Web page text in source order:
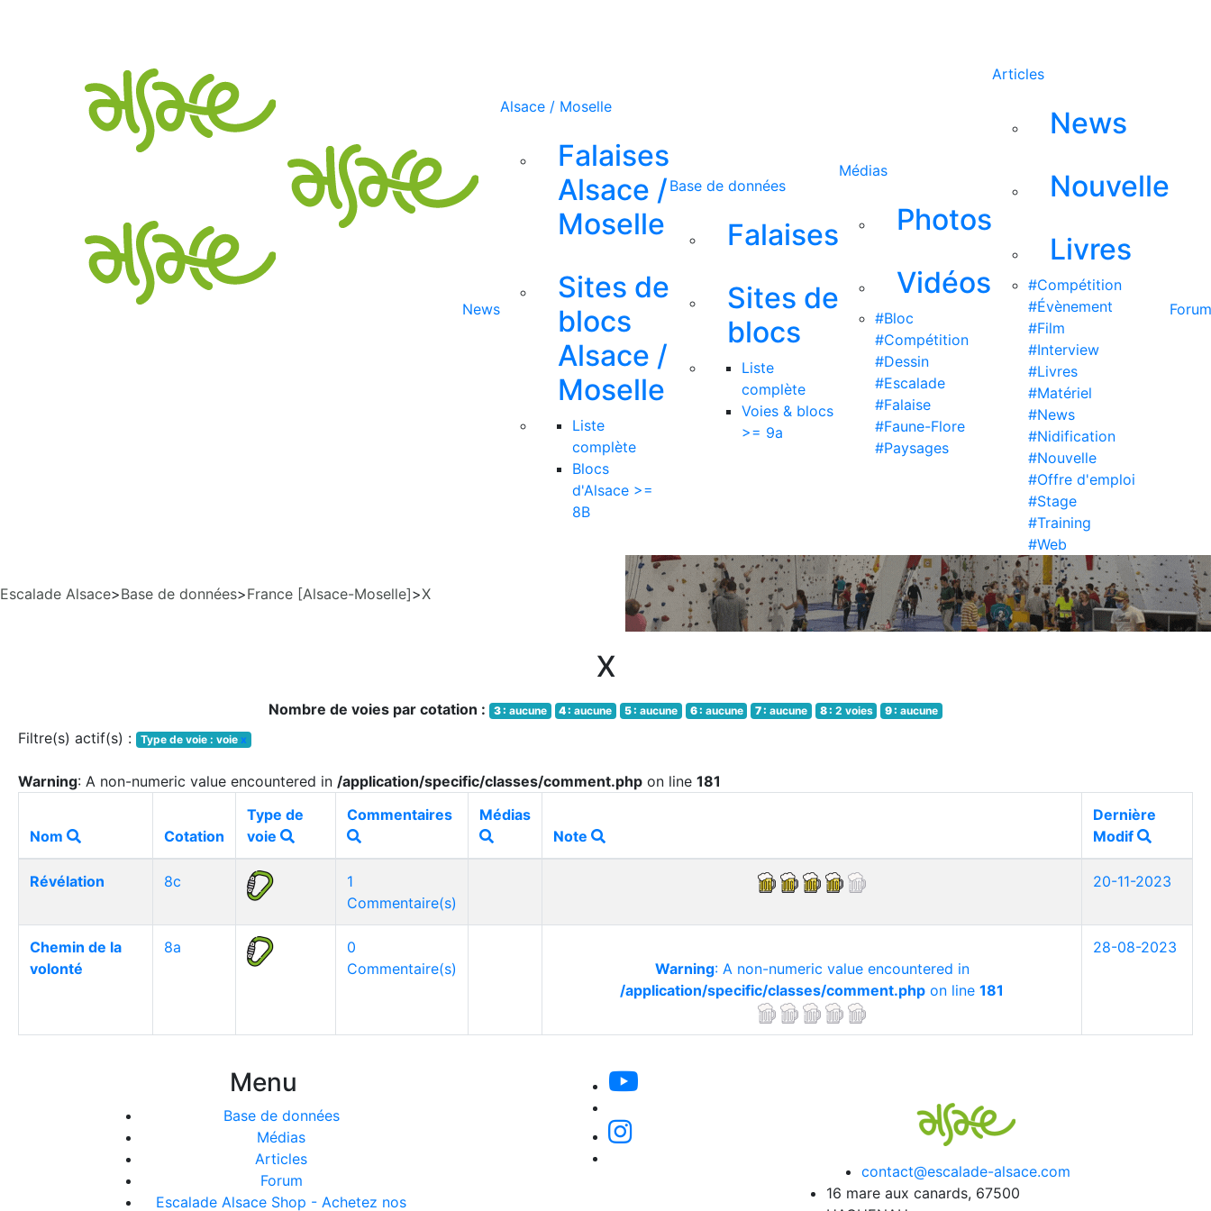
News
Alsace / Moselle
Falaises
Alsace /
Moselle
Sites de
blocs
Alsace /
Moselle
Liste
complète
Blocs
d'Alsace >=
8B
Base de données
Falaises
Sites de
blocs
Liste
complète
Voies & blocs
>= 9a
Médias
Photos
Vidéos
#Bloc
#Compétition
#Dessin
#Escalade
#Falaise
#Faune-Flore
#Paysages
Articles
News
Nouvelle
Livres
#Compétition
#Évènement
#Film
#Interview
#Livres
#Matériel
#News
#Nidification
#Nouvelle
#Offre d'emploi
#Stage
#Training
#Web
Forum
Escalade Alsace>Base de données>France [Alsace-Moselle]>X
X
Nombre de voies par cotation : 3 : aucune 4 : aucune 5 : aucune 6 : aucune 7 : aucune 8 : 2 voies 9 : aucune
Filtre(s) actif(s) : Type de voie : voie x
Warning: A non-numeric value encountered in /application/specific/classes/comment.php on line 181
Nom Cotation
Type de
voie
Commentaires
Médias
Note
Dernière
Modif
Révélation 8c
1
Commentaire(s)
20-11-2023
Chemin de la
volonté
8a
0
Commentaire(s)
Warning: A non-numeric value encountered in
/application/specific/classes/comment.php on line 181
28-08-2023
Menu
Base de données
Médias
Articles
Forum
Escalade Alsace Shop - Achetez nos
contact@escalade-alsace.com
16 mare aux canards, 67500